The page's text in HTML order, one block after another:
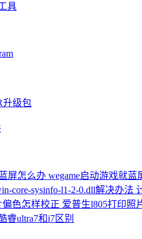
具
升级包
wegame启动游戏就蓝
爱普生l805打印照
睿ultra7和i7区别